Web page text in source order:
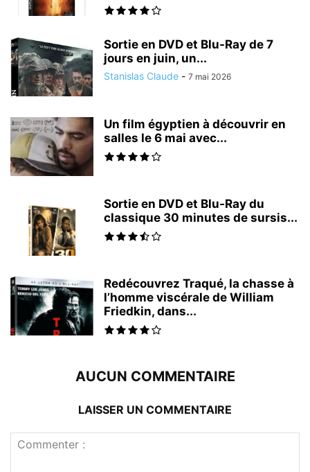
Sortie en DVD et Blu-Ray de 7
jours en juin, un...
Stanislas Claude - 7 mai 2026
Un film égyptien à découvrir en
salles le 6 mai avec...
Sortie en DVD et Blu-Ray du
classique 30 minutes de sursis...
Redécouvrez Traqué, la chasse à
l’homme viscérale de William
Friedkin, dans...
AUCUN COMMENTAIRE
LAISSER UN COMMENTAIRE